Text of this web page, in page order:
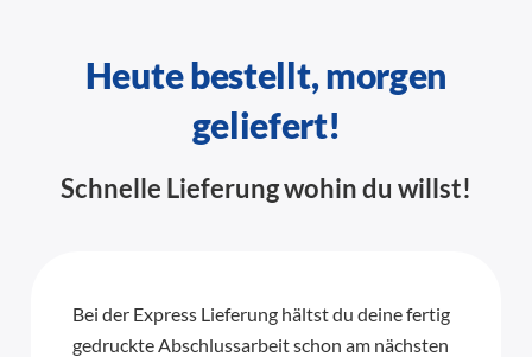
Heute bestellt, morgen
geliefert!
Schnelle Lieferung wohin du willst!
Bei der Express Lieferung hältst du deine fertig
gedruckte Abschlussarbeit schon am nächsten